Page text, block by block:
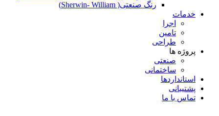
رنگ صنعتی( Sherwin- William)
خدمات
اجرا
تامین
طراحی
پروژه ها
صنعتی
ساختمانی
استانداردها
پشتیبانی
تماس با ما